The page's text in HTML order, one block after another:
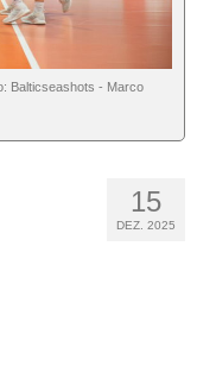
Balticseashots - Marco
15
DEZ. 2025